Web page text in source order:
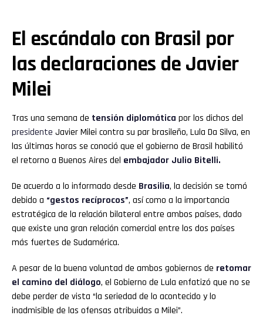
El escándalo con Brasil por
las declaraciones de Javier
Milei
Tras una semana de tensión diplomática por los dichos del
presidente Javier Milei contra su par brasileño, Lula Da Silva, en
las últimas horas se conoció que el gobierno de Brasil habilitó
el retorno a Buenos Aires del embajador Julio Bitelli.
De acuerdo a lo informado desde Brasilia, la decisión se tomó
debido a “gestos recíprocos”, así como a la importancia
estratégica de la relación bilateral entre ambos países, dado
que existe una gran relación comercial entre los dos países
más fuertes de Sudamérica.
A pesar de la buena voluntad de ambos gobiernos de retomar
el camino del diálogo, el Gobierno de Lula enfatizó que no se
debe perder de vista “la seriedad de lo acontecido y lo
inadmisible de las ofensas atribuidas a Milei”.